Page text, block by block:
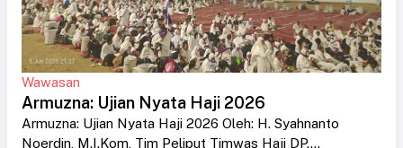
Wawasan
Armuzna: Ujian Nyata Haji 2026
Armuzna: Ujian Nyata Haji 2026 Oleh: H. Syahnanto
Noerdin, M.I.Kom, Tim Peliput Timwas Haji DP....